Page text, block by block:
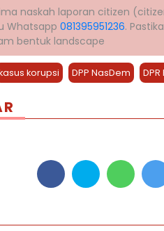
naskah laporan citizen
Whatsapp 081395951236.
bentuk landscape
korupsi DPP NasDem DPR